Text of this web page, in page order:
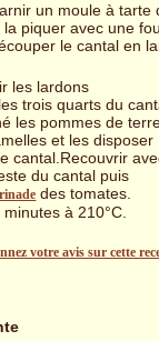
un moule à tarte
la piquer avec une
le cantal en
les lardons
trois quarts du
les pommes de
et les disposer
cantal.Recouvrir
du cantal puis
des tomates.
à 210°C.
votre avis sur cette